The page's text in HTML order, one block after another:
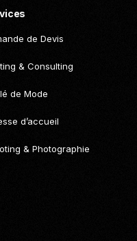
de Devis
& Consulting
de Mode
d’accueil
& Photographie